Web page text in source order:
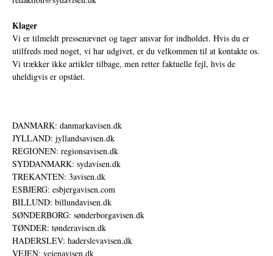
Klager
Vi er tilmeldt pressenævnet og tager ansvar for indholdet. Hvis du er
utilfreds med noget, vi har udgivet, er du velkommen til at kontakte os.
Vi trækker ikke artikler tilbage, men retter faktuelle fejl, hvis de
uheldigvis er opstået.
DANMARK: danmarkavisen.dk
JYLLAND: jyllandsavisen.dk
REGIONEN: regionsavisen.dk
SYDDANMARK: sydavisen.dk
TREKANTEN: 3avisen.dk
ESBJERG: esbjergavisen.com
BILLUND: billundavisen.dk
SØNDERBORG: sønderborgavisen.dk
TØNDER: tønderavisen.dk
HADERSLEV: haderslevavisen.dk
VEJEN: vejenavisen.dk